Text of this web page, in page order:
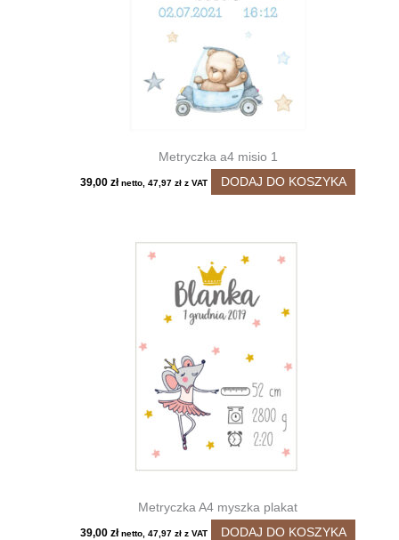
Metryczka a4 misio 1
39,00zł netto,47,97zł z VAT DODAJ DO KOSZYKA
Metryczka A4 myszka plakat
39,00zł netto,47,97zł z VAT DODAJ DO KOSZYKA